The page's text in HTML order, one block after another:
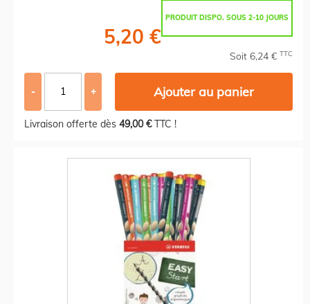
PRODUIT DISPO. SOUS 2-10 JOURS
5,20 €
Soit 6,24 € TTC
- + Ajouter au panier
Livraison offerte dès 49,00 €TTC !